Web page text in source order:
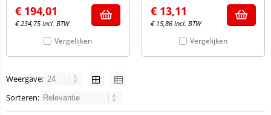
€ 194,01
€234,75 Incl. BTW
Vergelijken
€ 13,11
€ 15,86 Incl. BTW
Vergelijken
Weergave:
Sorteren: